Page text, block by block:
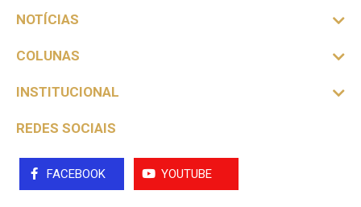
NOTÍCIAS
COLUNAS
INSTITUCIONAL
REDES SOCIAIS
FACEBOOK YOUTUBE